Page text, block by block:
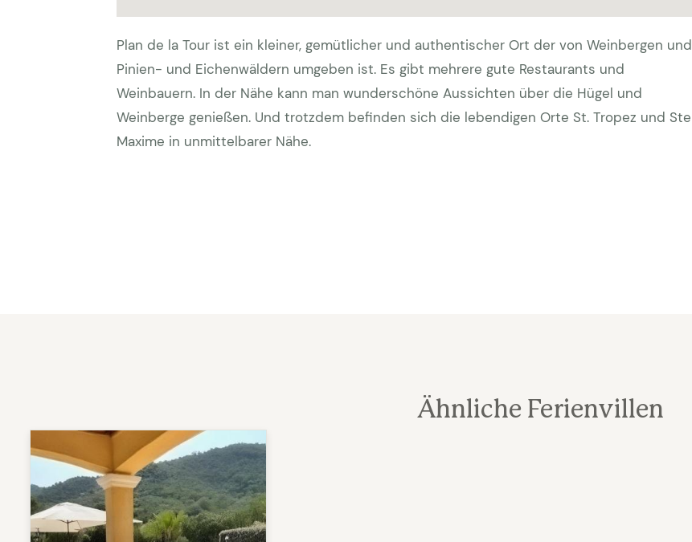
Plan de la Tour ist ein kleiner, gemütlicher und authentischer Ort der von Weinbergen und
Pinien- und Eichenwäldern umgeben ist. Es gibt mehrere gute Restaurants und
Weinbauern. In der Nähe kann man wunderschöne Aussichten über die Hügel und
Weinberge genießen. Und trotzdem befinden sich die lebendigen Orte St. Tropez und Ste
Maxime in unmittelbarer Nähe.
Ähnliche Ferienvillen